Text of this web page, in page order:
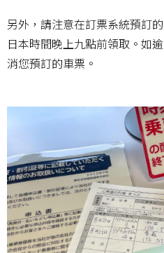
另外，請注意在訂票系統預訂
日本時間晚上九點前領取。如
消您預訂的車票。